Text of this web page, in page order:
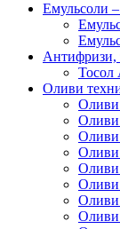
Емульсоли
Антифризи,
Тосол
Оливи
Оливи
Оливи
Оливи
Оливи
Оливи
Оливи
Оливи